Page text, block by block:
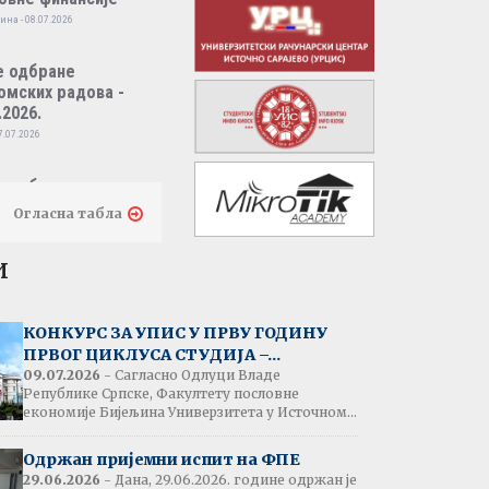
- 08.07.2026
одбране
радова -
одбране
радова -
пословно
- 07.07.2026
испита:
трговина
- 07.07.2026
Огласна табла
КОНКУРС ЗА УПИС У ПРВУ ГОДИНУ
ПРВОГ ЦИКЛУСА СТУДИЈА –...
09.07.2026 - Сагласно Одлуци Владе
Републике Српске, Факултету пословне
економије Бијељина Универзитета у Источном...
Одржан пријемни испит на ФПЕ
29.06.2026 - Дана, 29.06.2026. године одржан је